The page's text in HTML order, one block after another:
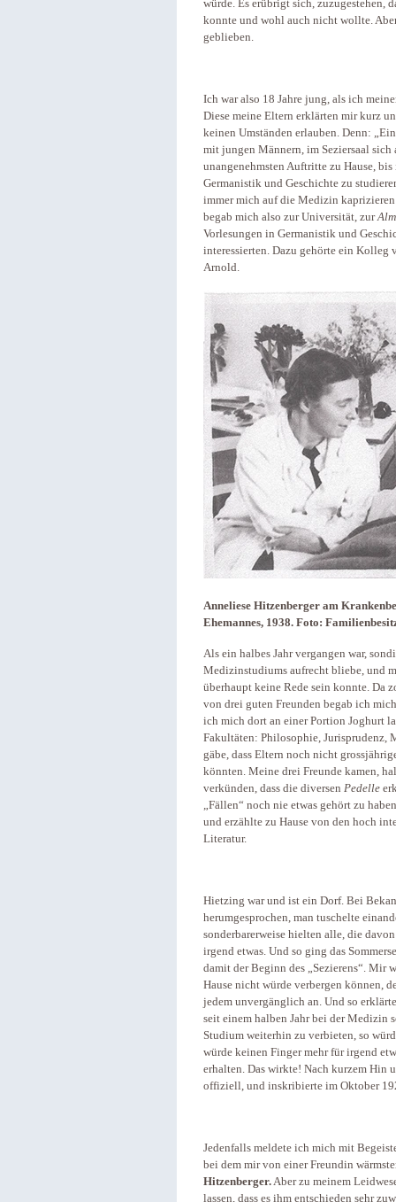
würde. Es erübrigt sich, zuzugestehen,
konnte und wohl auch nicht wollte.
geblieben.
Ich war also 18 Jahre jung, als ich
Diese meine Eltern erklärten mir kurz
keinen Umständen erlauben. Denn:
mit jungen Männern, im Seziersaal
unangenehmsten Auftritte zu Hause,
Germanistik und Geschichte zu
immer mich auf die Medizin
begab mich also zur Universität, zur
Vorlesungen in Germanistik und
interessierten. Dazu gehörte ein Kolleg
Arnold.
Anneliese Hitzenberger am
Ehemannes, 1938. Foto:
Als ein halbes Jahr vergangen war,
Medizinstudiums aufrecht bliebe, und
überhaupt keine Rede sein konnte. Da
von drei guten Freunden begab ich
ich mich dort an einer Portion Joghurt
Fakultäten: Philosophie, Jurisprudenz,
gäbe, dass Eltern noch nicht
könnten. Meine drei Freunde kamen,
verkünden, dass die diversen Pedelle
„Fällen“ noch nie etwas gehört zu
und erzählte zu Hause von den hoch
Literatur.
Hietzing war und ist ein Dorf. Bei
herumgesprochen, man tuschelte
sonderbarerweise hielten alle, die
irgend etwas. Und so ging das
damit der Beginn des „Sezierens“. Mir
Hause nicht würde verbergen können,
jedem unvergänglich an. Und so
seit einem halben Jahr bei der Medizin
Studium weiterhin zu verbieten, so
würde keinen Finger mehr für irgend
erhalten. Das wirkte! Nach kurzem Hin
offiziell, und inskribierte im Oktober
Jedenfalls meldete ich mich mit
bei dem mir von einer Freundin
Hitzenberger.Aber zu meinem
lassen, dass es ihm entschieden sehr